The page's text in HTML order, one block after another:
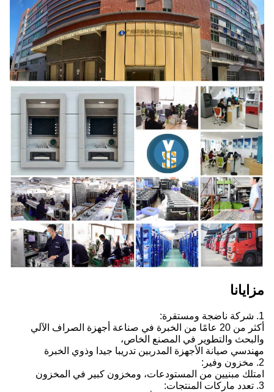
مزايانا
1. شركة ناضجة ومستقرة:
أكثر من 20 عامًا من الخبرة في صناعة أجهزة الصراف الآلي
والبحث والتطوير في المصنع الخاص،
مهندسي صيانة الأجهزة المدربين تدريبا جيدا وذوي الخبرة
2. مخزون وفير:
امتلك مبنيين من المستودعات، ومخزون كبير في المخزون
3. تعدد ماركات المنتجات: